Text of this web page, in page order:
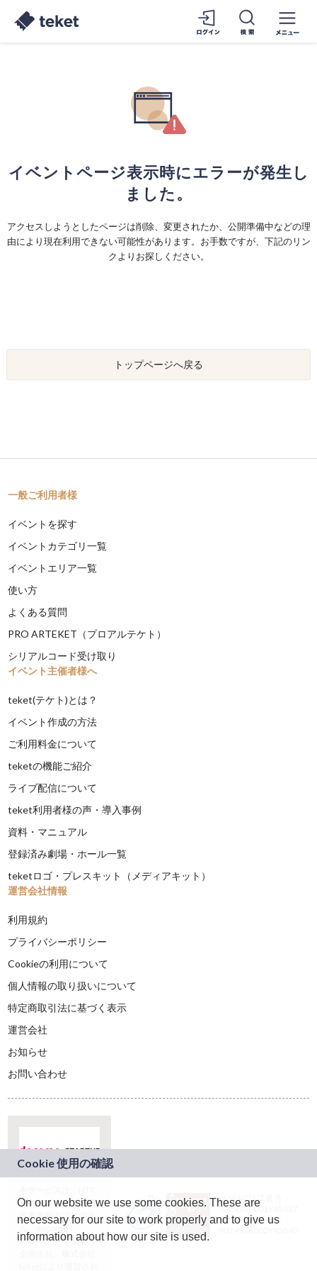
イベントページ表示時にエラーが発生し
ました。
アクセスしようとしたページは削除、変更されたか、公開準備中などの理
由により現在利用できない可能性があります。お手数ですが、下記のリン
クよりお探しください。
トップページへ戻る
一般ご利用者様
イベントを探す
イベントカテゴリ一覧
イベントエリア一覧
使い方
よくある質問
PRO ARTEKET（プロアルテケト）
シリアルコード受け取り
イベント主催者様へ
teket(テケト)とは？
イベント作成の方法
ご利用料金について
teketの機能ご紹介
ライブ配信について
teket利用者様の声・導入事例
資料・マニュアル
登録済み劇場・ホール一覧
teketロゴ・プレスキット（メディアキット）
運営会社情報
利用規約
プライバシーポリシー
Cookieの利用について
個人情報の取り扱いについて
特定商取引法に基づく表示
運営会社
お知らせ
お問い合わせ
ドコモグループの新
規事業創出プログラ
ム「docomo
STARTUP」を通じて
JASRAC許諾番号：
9024936001Y45037
JASRAC許諾番号：
On our website we use some cookies. These are
necessary for our site to work properly and to give us
information about how our site is used.